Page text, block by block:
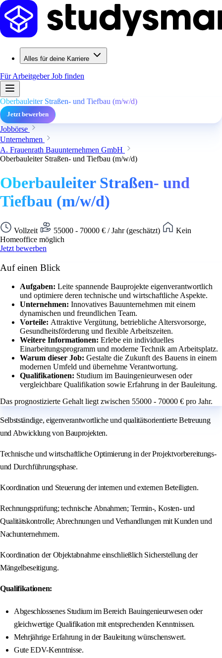
Alles für deine Karriere
Für ArbeitgeberJob finden
Oberbauleiter Straßen- und Tiefbau (m/w/d)
Jetzt bewerben
Jobbörse
Unternehmen
A. Frauenrath Bauunternehmen GmbH
Oberbauleiter Straßen- und Tiefbau (m/w/d)
Oberbauleiter Straßen- und
Tiefbau (m/w/d)
Vollzeit 55000 - 70000 € / Jahr (geschätzt)
Kein
Homeoffice möglich
Jetzt bewerben
Auf einen Blick
Aufgaben: Leite spannende Bauprojekte eigenverantwortlich
und optimiere deren technische und wirtschaftliche Aspekte.
Unternehmen: Innovatives Bauunternehmen mit einem
dynamischen und freundlichen Team.
Vorteile: Attraktive Vergütung, betriebliche Altersvorsorge,
Gesundheitsförderung und flexible Arbeitszeiten.
Weitere Informationen: Erlebe ein individuelles
Einarbeitungsprogramm und moderne Technik am Arbeitsplatz.
Warum dieser Job: Gestalte die Zukunft des Bauens in einem
modernen Umfeld und übernehme Verantwortung.
Qualifikationen: Studium im Bauingenieurwesen oder
vergleichbare Qualifikation sowie Erfahrung in der Bauleitung.
Das prognostizierte Gehalt liegt zwischen 55000 - 70000 € pro Jahr.
Selbstständige, eigenverantwortliche und qualitätsorientierte Betreuung
und Abwicklung von Bauprojekten.
Technische und wirtschaftliche Optimierung in der Projektvorbereitungs-
und Durchführungsphase.
Koordination und Steuerung der internen und externen Beteiligten.
Rechnungsprüfung; technische Abnahmen; Termin-, Kosten- und
Qualitätskontrolle; Abrechnungen und Verhandlungen mit Kunden und
Nachunternehmern.
Koordination der Objektabnahme einschließlich Sicherstellung der
Mängelbeseitigung.
Qualifikationen:
Abgeschlossenes Studium im Bereich Bauingenieurwesen oder
gleichwertige Qualifikation mit entsprechenden Kenntnissen.
Mehrjährige Erfahrung in der Bauleitung wünschenswert.
Gute EDV-Kenntnisse.